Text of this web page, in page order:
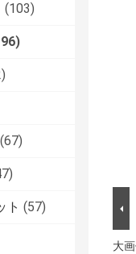
(103)
(67)
ト (57)
大